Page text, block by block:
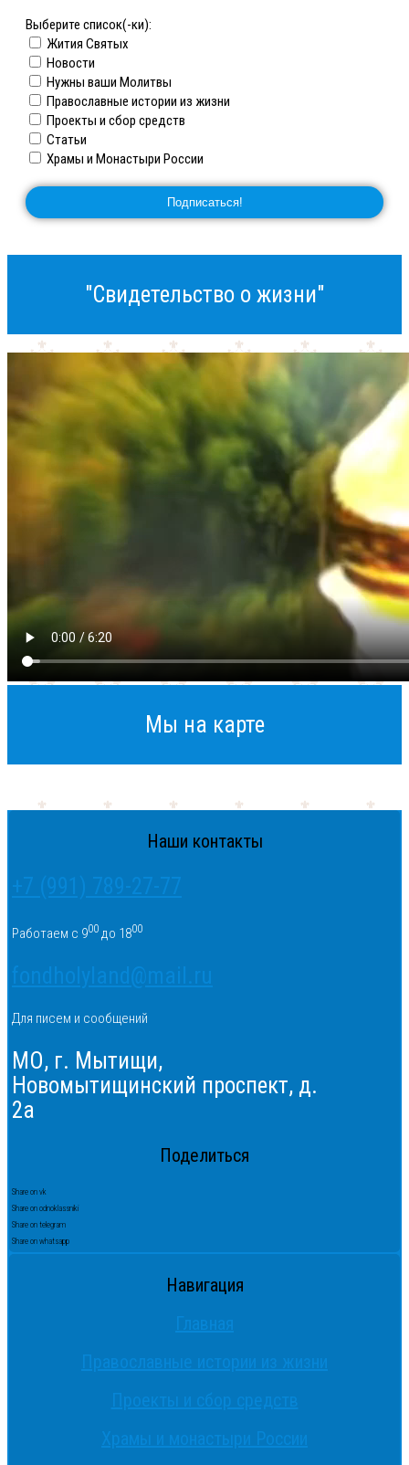
Выберите список(-ки):
Жития Святых
Новости
Нужны ваши Молитвы
Православные истории из жизни
Проекты и сбор средств
Статьи
Храмы и Монастыри России
"Свидетельство о жизни"
Мы на карте
Наши контакты
+7 (991) 789-27-77
Работаем с 900 до 1800
fondholyland@mail.ru
Для писем и сообщений
МО, г. Мытищи,
Новомытищинский проспект, д.
2а
Поделиться
Share on vk
Share on odnoklassniki
Share on telegram
Share on whatsapp
Навигация
Главная
Православные истории из жизни
Проекты и сбор средств
Храмы и монастыри России